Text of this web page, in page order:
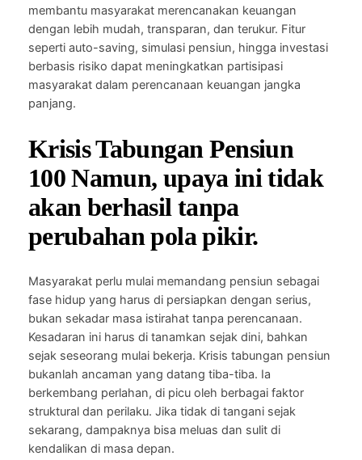
membantu masyarakat merencanakan keuangan
dengan lebih mudah, transparan, dan terukur. Fitur
seperti auto-saving, simulasi pensiun, hingga investasi
berbasis risiko dapat meningkatkan partisipasi
masyarakat dalam perencanaan keuangan jangka
panjang.
Krisis Tabungan Pensiun
100 Namun, upaya ini tidak
akan berhasil tanpa
perubahan pola pikir.
Masyarakat perlu mulai memandang pensiun sebagai
fase hidup yang harus di persiapkan dengan serius,
bukan sekadar masa istirahat tanpa perencanaan.
Kesadaran ini harus di tanamkan sejak dini, bahkan
sejak seseorang mulai bekerja. Krisis tabungan pensiun
bukanlah ancaman yang datang tiba-tiba. Ia
berkembang perlahan, di picu oleh berbagai faktor
struktural dan perilaku. Jika tidak di tangani sejak
sekarang, dampaknya bisa meluas dan sulit di
kendalikan di masa depan.